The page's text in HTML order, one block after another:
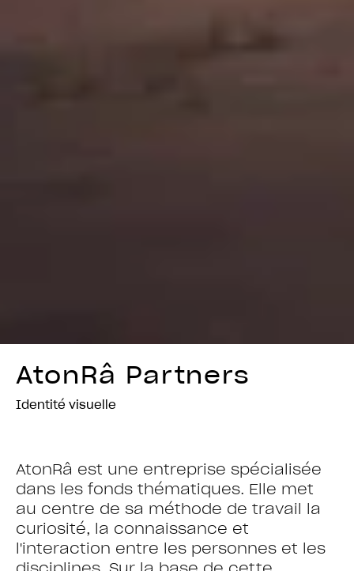
AtonRâ Partners
Identité visuelle
AtonRâ est une entreprise spécialisée
dans les fonds thématiques. Elle met
au centre de sa méthode de travail la
curiosité, la connaissance et
l'interaction entre les personnes et les